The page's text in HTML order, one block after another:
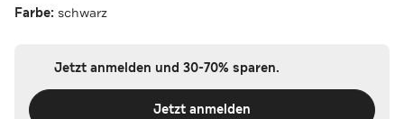
Farbe: schwarz
Jetzt anmelden und 30-70% sparen.
Jetzt anmelden